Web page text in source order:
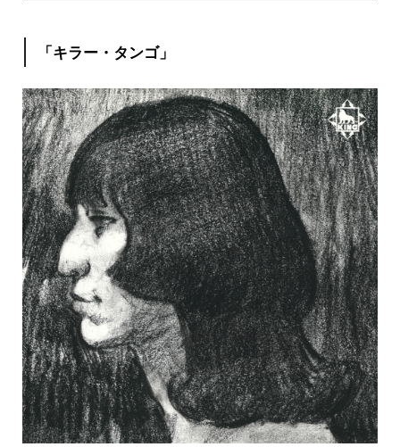
「キラー・タンゴ」